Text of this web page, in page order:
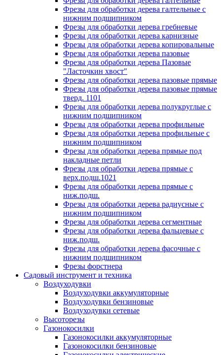
Фрезы для обработки дерева галтельные с
нижним подшипником
Фрезы для обработки дерева гребневые
Фрезы для обработки дерева карнизные
Фрезы для обработки дерева копировальные
Фрезы для обработки дерева пазовые
Фрезы для обработки дерева Пазовые
"Ласточкин хвост"
Фрезы для обработки дерева пазовые прямые
Фрезы для обработки дерева пазовые прямые
тверд. 1101
Фрезы для обработки дерева полукруглые с
нижним подшипником
Фрезы для обработки дерева профильные
Фрезы для обработки дерева профильные с
нижним подшипником
Фрезы для обработки дерева прямые под
накладные петли
Фрезы для обработки дерева прямые с
верх.подш.1021
Фрезы для обработки дерева прямые с
ниж.подш.
Фрезы для обработки дерева радиусные с
нижним подшипником
Фрезы для обработки дерева сегментные
Фрезы для обработки дерева фальцевые с
ниж.подш.
Фрезы для обработки дерева фасочные с
нижним подшипником
Фрезы форстнера
Садовый инструмент и техника
Воздуходувки
Воздуходувки аккумуляторные
Воздуходувки бензиновые
Воздуходувки сетевые
Высоторезы
Газонокосилки
Газонокосилки аккумуляторные
Газонокосилки бензиновые